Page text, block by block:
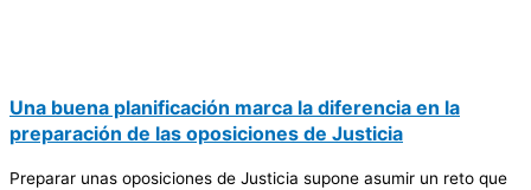
Una buena planificación marca la diferencia en la
preparación de las oposiciones de Justicia
Preparar unas oposiciones de Justicia supone asumir un reto que